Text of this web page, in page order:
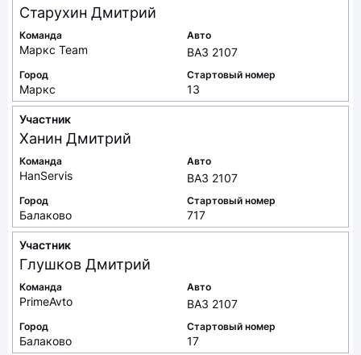
Старухин Дмитрий
Команда
Маркс Team
Авто
ВАЗ 2107
Город
Маркс
Стартовый номер
13
Участник
Ханин Дмитрий
Команда
HanServis
Авто
ВАЗ 2107
Город
Балаково
Стартовый номер
717
Участник
Глушков Дмитрий
Команда
PrimeAvto
Авто
ВАЗ 2107
Город
Балаково
Стартовый номер
17